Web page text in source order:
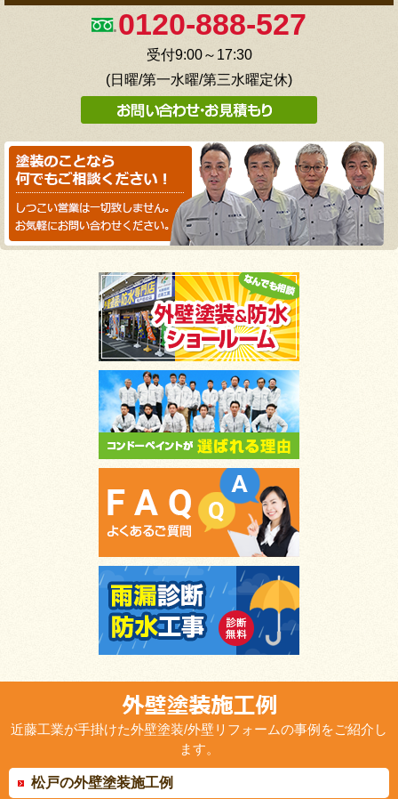
0120-888-527
受付9:00～17:30
(日曜/第一水曜/第三水曜定休)
近藤工業が手掛けた外壁塗装/外壁リフォームの事例をご紹介し
ます。
松戸の外壁塗装施工例